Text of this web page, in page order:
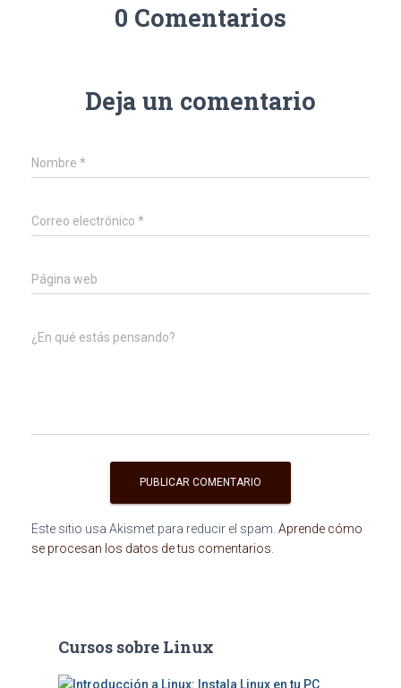
0 Comentarios
Deja un comentario
Nombre *
Correo electrónico *
Página web
¿En qué estás pensando?
Este sitio usa Akismet para reducir el spam. Aprende cómo
se procesan los datos de tus comentarios
Cursos sobre Linux